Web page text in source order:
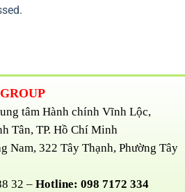
tâm Hành chính Vĩnh Lộc,
Tân, TP. Hồ Chí Minh
Nam, 322 Tây Thạnh, Phường Tây
32 – Hotline: 098 7172 334